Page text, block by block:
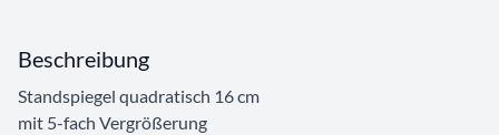
Beschreibung
Standspiegel quadratisch 16 cm
mit 5-fach Vergrößerung